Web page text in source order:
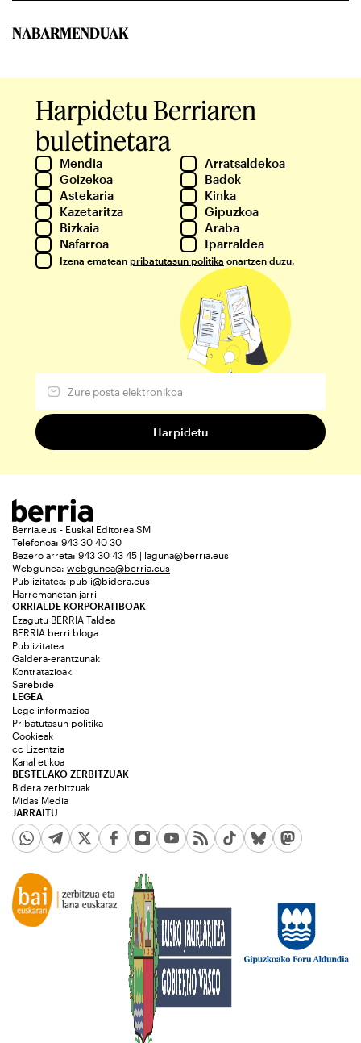
NABARMENDUAK
Harpidetu Berriaren
buletinetara
Mendia
Arratsaldekoa
Goizekoa
Badok
Astekaria
Kinka
Kazetaritza
Gipuzkoa
Bizkaia
Araba
Nafarroa
Iparraldea
Izena ematean pribatutasun politika onartzen duzu.
Berria.eus - Euskal Editorea SM
Telefonoa: 943 30 40 30
Bezero arreta: 943 30 43 45 | laguna@berria.eus
Webgunea: webgunea@berria.eus
Publizitatea: publi@bidera.eus
Harremanetan jarri
ORRIALDE KORPORATIBOAK
Ezagutu BERRIA Taldea
BERRIA berri bloga
Publizitatea
Galdera-erantzunak
Kontratazioak
Sarebide
JARRAITU
LEGEA
Lege informazioa
Pribatutasun politika
Cookieak
cc Lizentzia
Kanal etikoa
BESTELAKO ZERBITZUAK
Bidera zerbitzuak
Midas Media